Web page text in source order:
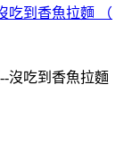
吃到香魚拉麵 （